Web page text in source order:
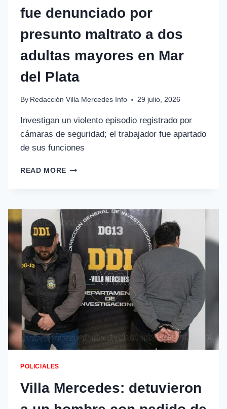
fue denunciado por
presunto maltrato a dos
adultas mayores en Mar
del Plata
By Redacción Villa Mercedes Info 29 julio, 2026
Investigan un violento episodio registrado por
cámaras de seguridad; el trabajador fue apartado
de sus funciones
READ MORE
POLICIALES
Villa Mercedes: detuvieron